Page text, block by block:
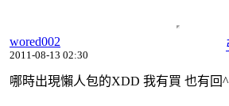
wored002
2011-08-13 02:30
哪時出現懶人包的XDD 我有買 也有回